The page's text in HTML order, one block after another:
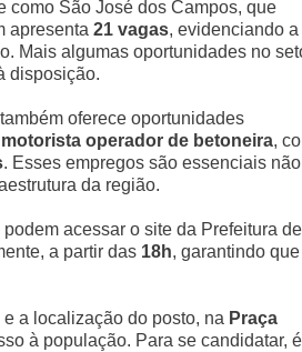
como São José dos Campos, que
apresenta 21 vagas, evidenciando a
Mais algumas oportunidades no
disposição.
oferece oportunidades
motorista operador de betoneira,
. Esses empregos são essenciais não
da região.
acessar o site da Prefeitura de
a partir das 18h, garantindo
e a localização do posto, na Praça
à população. Para se candidatar, é